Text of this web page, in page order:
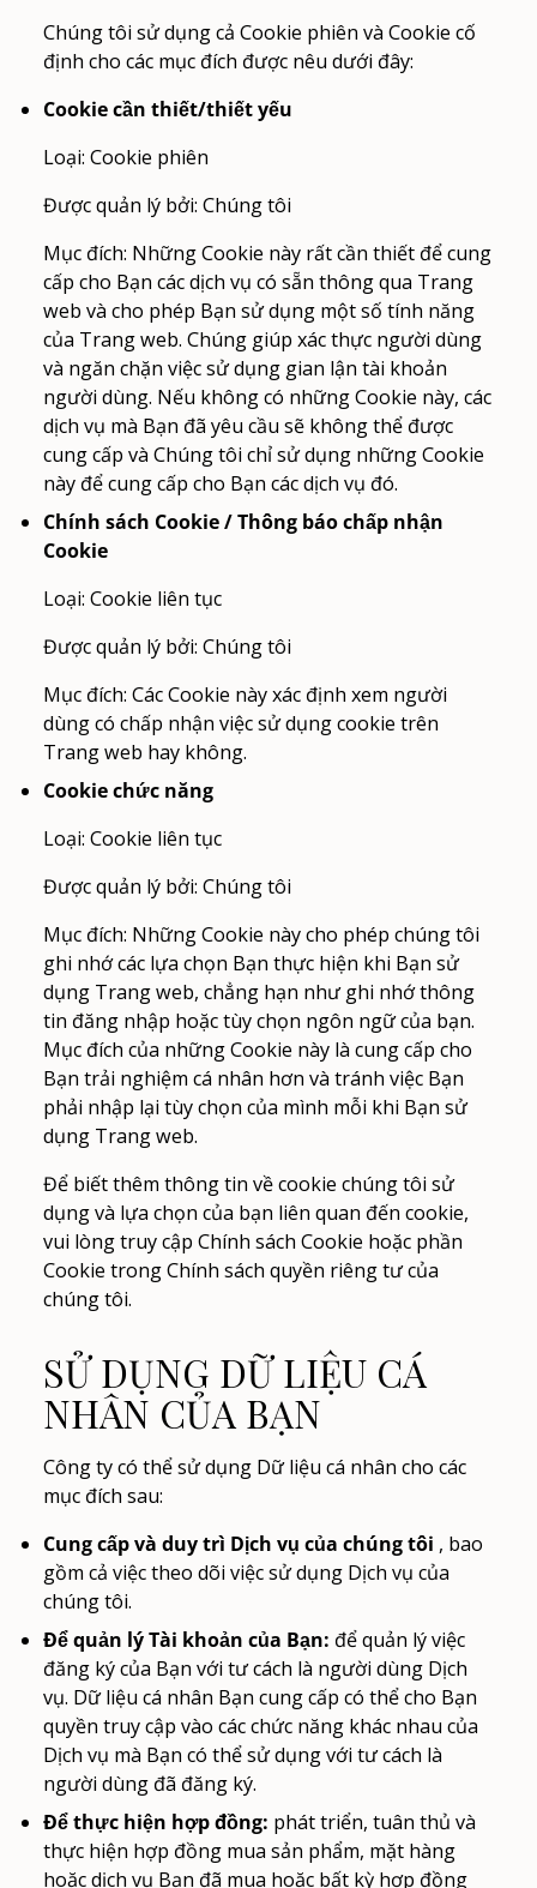
Chúng tôi sử dụng cả Cookie phiên và Cookie cố
định cho các mục đích được nêu dưới đây:
Cookie cần thiết/thiết yếu
Loại: Cookie phiên
Được quản lý bởi: Chúng tôi
Mục đích: Những Cookie này rất cần thiết để cung
cấp cho Bạn các dịch vụ có sẵn thông qua Trang
web và cho phép Bạn sử dụng một số tính năng
của Trang web. Chúng giúp xác thực người dùng
và ngăn chặn việc sử dụng gian lận tài khoản
người dùng. Nếu không có những Cookie này, các
dịch vụ mà Bạn đã yêu cầu sẽ không thể được
cung cấp và Chúng tôi chỉ sử dụng những Cookie
này để cung cấp cho Bạn các dịch vụ đó.
Chính sách Cookie / Thông báo chấp nhận
Cookie
Loại: Cookie liên tục
Được quản lý bởi: Chúng tôi
Mục đích: Các Cookie này xác định xem người
dùng có chấp nhận việc sử dụng cookie trên
Trang web hay không.
Cookie chức năng
Loại: Cookie liên tục
Được quản lý bởi: Chúng tôi
Mục đích: Những Cookie này cho phép chúng tôi
ghi nhớ các lựa chọn Bạn thực hiện khi Bạn sử
dụng Trang web, chẳng hạn như ghi nhớ thông
tin đăng nhập hoặc tùy chọn ngôn ngữ của bạn.
Mục đích của những Cookie này là cung cấp cho
Bạn trải nghiệm cá nhân hơn và tránh việc Bạn
phải nhập lại tùy chọn của mình mỗi khi Bạn sử
dụng Trang web.
Để biết thêm thông tin về cookie chúng tôi sử
dụng và lựa chọn của bạn liên quan đến cookie,
vui lòng truy cập Chính sách Cookie hoặc phần
Cookie trong Chính sách quyền riêng tư của
chúng tôi.
SỬ DỤNG DỮ LIỆU CÁ
NHÂN CỦA BẠN
Công ty có thể sử dụng Dữ liệu cá nhân cho các
mục đích sau:
Cung cấp và duy trì Dịch vụ của chúng tôi , bao
gồm cả việc theo dõi việc sử dụng Dịch vụ của
chúng tôi.
Để quản lý Tài khoản của Bạn: để quản lý việc
đăng ký của Bạn với tư cách là người dùng Dịch
vụ. Dữ liệu cá nhân Bạn cung cấp có thể cho Bạn
quyền truy cập vào các chức năng khác nhau của
Dịch vụ mà Bạn có thể sử dụng với tư cách là
người dùng đã đăng ký.
Để thực hiện hợp đồng: phát triển, tuân thủ và
thực hiện hợp đồng mua sản phẩm, mặt hàng
hoặc dịch vụ Bạn đã mua hoặc bất kỳ hợp đồng